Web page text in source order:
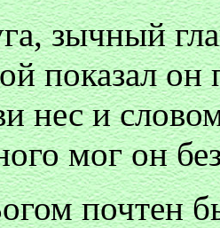
зычный
показал он
нес и
мог он
почтен